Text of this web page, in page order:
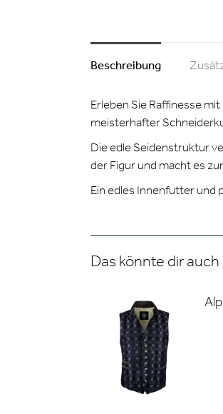
Beschreibung
Erleben Sie Raffinesse
meisterhafter
Die edle Seidenstruktur
der Figur und macht es
Ein edles Innenfutter und
Das könnte dir